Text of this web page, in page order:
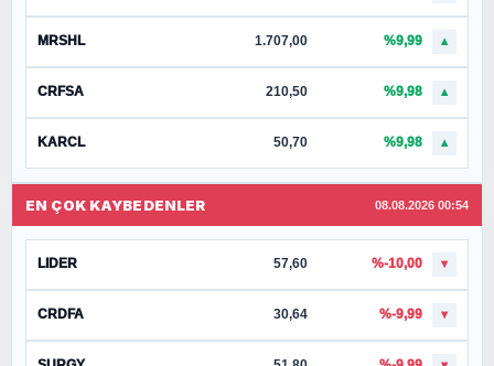
MRSHL 1.707,00 %9,99 ▲
CRFSA 210,50 %9,98 ▲
KARCL 50,70 %9,98 ▲
EN ÇOK KAYBEDENLER 08.08.2026 00:54
LIDER 57,60 %-10,00 ▼
CRDFA 30,64 %-9,99 ▼